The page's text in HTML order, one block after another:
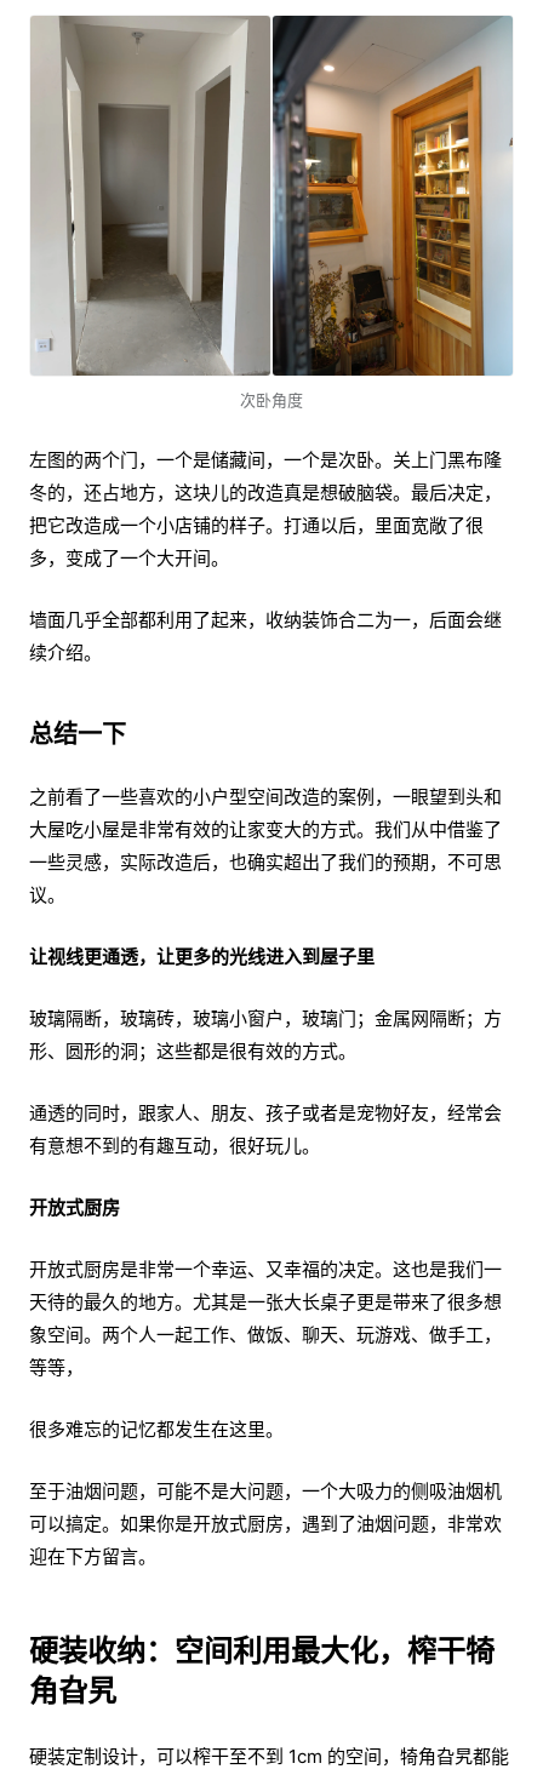
次卧角度
左图的两个门，一个是储藏间，一个是次卧。关上门黑布隆
冬的，还占地方，这块儿的改造真是想破脑袋。最后决定，
把它改造成一个小店铺的样子。打通以后，里面宽敞了很
多，变成了一个大开间。
墙面几乎全部都利用了起来，收纳装饰合二为一，后面会继
续介绍。
总结一下
之前看了一些喜欢的小户型空间改造的案例，一眼望到头和
大屋吃小屋是非常有效的让家变大的方式。我们从中借鉴了
一些灵感，实际改造后，也确实超出了我们的预期，不可思
议。
让视线更通透，让更多的光线进入到屋子里
玻璃隔断，玻璃砖，玻璃小窗户，玻璃门；金属网隔断；方
形、圆形的洞；这些都是很有效的方式。
通透的同时，跟家人、朋友、孩子或者是宠物好友，经常会
有意想不到的有趣互动，很好玩儿。
开放式厨房
开放式厨房是非常一个幸运、又幸福的决定。这也是我们一
天待的最久的地方。尤其是一张大长桌子更是带来了很多想
象空间。两个人一起工作、做饭、聊天、玩游戏、做手工，
等等，
很多难忘的记忆都发生在这里。
至于油烟问题，可能不是大问题，一个大吸力的侧吸油烟机
可以搞定。如果你是开放式厨房，遇到了油烟问题，非常欢
迎在下方留言。
硬装收纳：空间利用最大化，榨干犄
角旮旯
硬装定制设计，可以榨干至不到 1cm 的空间，犄角旮旯都能